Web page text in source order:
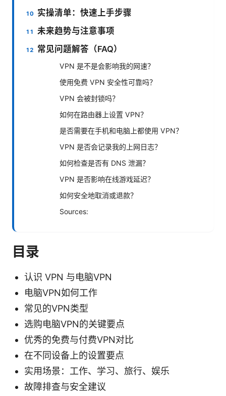
实操清单：快速上手步骤
未来趋势与注意事项
常见问题解答（FAQ）
VPN 是不是会影响我的网速？
使用免费 VPN 安全性可靠吗？
VPN 会被封锁吗？
如何在路由器上设置 VPN？
是否需要在手机和电脑上都使用 VPN？
VPN 是否会记录我的上网日志？
如何检查是否有 DNS 泄漏？
VPN 是否影响在线游戏延迟？
如何安全地取消或退款？
Sources:
目录
认识 VPN 与电脑VPN
电脑VPN如何工作
常见的VPN类型
选购电脑VPN的关键要点
优秀的免费与付费VPN对比
在不同设备上的设置要点
实用场景：工作、学习、旅行、娱乐
故障排查与安全建议